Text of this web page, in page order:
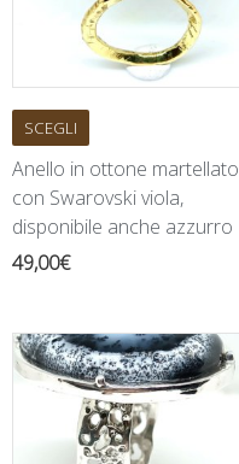
SCEGLI
Anello in ottone martellato
con Swarovski viola,
disponibile anche azzurro
49,00€